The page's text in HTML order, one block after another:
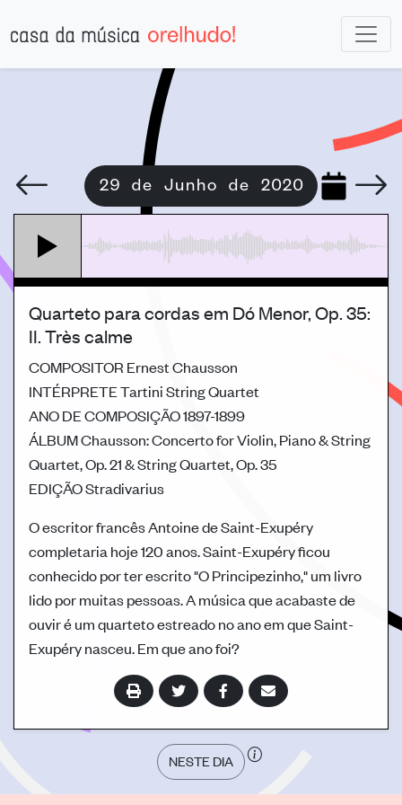
29 de Junho de 2020
Quarteto para cordas em Dó Menor, Op. 35:
II. Très calme
COMPOSITOR Ernest Chausson
INTÉRPRETETartini String Quartet
ANO DE COMPOSIÇÃO1897-1899
ÁLBUMChausson: Concerto for Violin, Piano & String
Quartet, Op. 21 & String Quartet, Op. 35
EDIÇÃOStradivarius
O escritor francês Antoine de Saint-Exupéry
completaria hoje 120 anos. Saint-Exupéry ficou
conhecido por ter escrito "O Principezinho," um livro
lido por muitas pessoas. A música que acabaste de
ouvir é um quarteto estreado no ano em que Saint-
Exupéry nasceu. Em que ano foi?
NESTE DIA